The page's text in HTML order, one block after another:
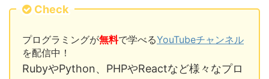
Check
プログラミングが無料で学べるYouTubeチャンネル
を配信中！
RubyやPython、PHPやReactなど様々なプロ